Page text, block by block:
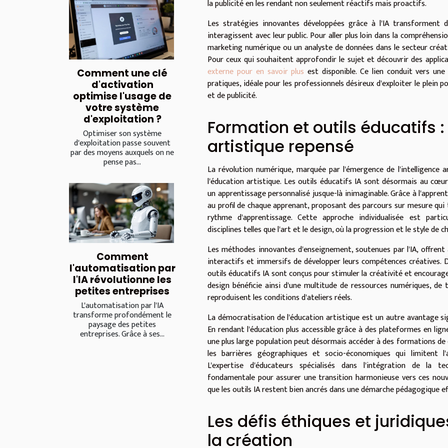
Comment une clé
d'activation
optimise l'usage de
votre système
d'exploitation ?
Optimiser son système
d'exploitation passe souvent
par des moyens auxquels on ne
pense pas...
Comment
l'automatisation par
l'IA révolutionne les
petites entreprises
L'automatisation par l'IA
transforme profondément le
paysage des petites
entreprises. Grâce à ses...
la publicité en les rendant non seulement réactifs mais proactifs.
Les stratégies innovantes développées grâce à l'IA transforment
interagissent avec leur public. Pour aller plus loin dans la
marketing numérique ou un analyste de données dans le secteur
Pour ceux qui souhaitent approfondir le sujet et découvrir des
externe pour en savoir plus est disponible. Ce lien conduit vers
pratiques, idéale pour les professionnels désireux d'exploiter le plein
et de publicité.
Formation et outils éducatifs
artistique repensé
La révolution numérique, marquée par l'émergence de
l'éducation artistique. Les outils éducatifs IA sont désormais au
un apprentissage personnalisé jusque-là inimaginable. Grâce à
au profil de chaque apprenant, proposant des parcours sur mesure
rythme d'apprentissage. Cette approche individualisée est
disciplines telles que l'art et le design, où la progression et le style de
Les méthodes innovantes d'enseignement, soutenues par l'IA,
interactifs et immersifs de développer leurs compétences créatives.
outils éducatifs IA sont conçus pour stimuler la créativité et
design bénéficie ainsi d'une multitude de ressources numériques,
reproduisent les conditions d'ateliers réels.
La démocratisation de l'éducation artistique est un autre avantage
En rendant l'éducation plus accessible grâce à des plateformes en
une plus large population peut désormais accéder à des formations
les barrières géographiques et socio-économiques qui limitent
L'expertise d'éducateurs spécialisés dans l'intégration de la
fondamentale pour assurer une transition harmonieuse vers ces
que les outils IA restent bien ancrés dans une démarche pédagogique
Les défis éthiques et
la création